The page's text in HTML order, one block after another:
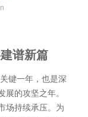
谱新篇
键一年，也是深
展的攻坚之年。
场持续承压。为